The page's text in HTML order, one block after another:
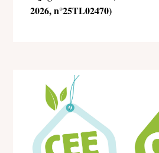
2026, n°25TL02470)